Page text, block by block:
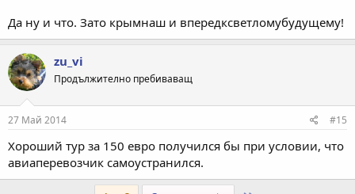
Да ну и что. Зато крымнаш и впередксветломубудущему!
zu_vi
Продължително пребиваващ
27 Май 2014 #15
Хороший тур за 150 евро получился бы при условии, что
авиаперевозчик самоустранился.